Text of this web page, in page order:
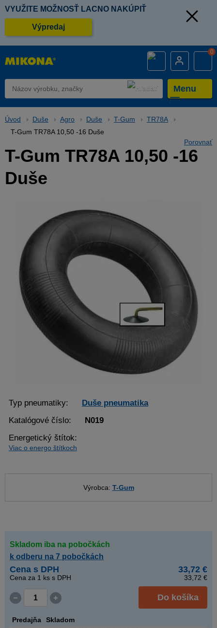
VYUŽITE MOŽNOSŤ LACNO NAKÚPIŤ
Výpredaj
0
Menu
Úvod Duše Agro Duše T-Gum
TR78A
T-Gum TR78A 10,50 -16 Duše
T-Gum TR78A 10,50 -16
Duše
Porovnať
Typ pneumatiky:
Duše pneumatika
Katalógové číslo:
N019
Energetický štítok:
Viac o energo štítkoch
Výrobca: T-Gum
Skladom iba na pobočkách
k odberu na 7 pobočkách
Cena s DPH 33,72 €
Cena za 1 ks s DPH 33,72 €
Do košíka
Predajňa
Skladom